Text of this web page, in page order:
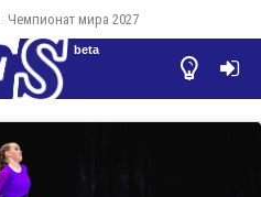
Чемпионат мира 2027


beta